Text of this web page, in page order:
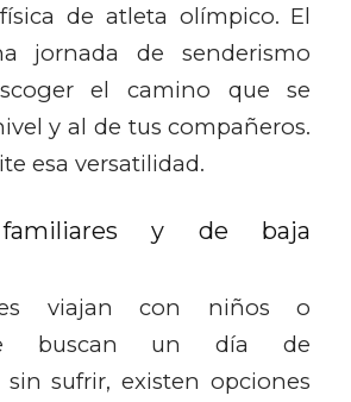
de atleta olímpico. El
jornada de senderismo
el camino que se
y al de tus compañeros.
esa versatilidad.
familiares y de baja
viajan con niños o
buscan un día de
sin sufrir, existen opciones